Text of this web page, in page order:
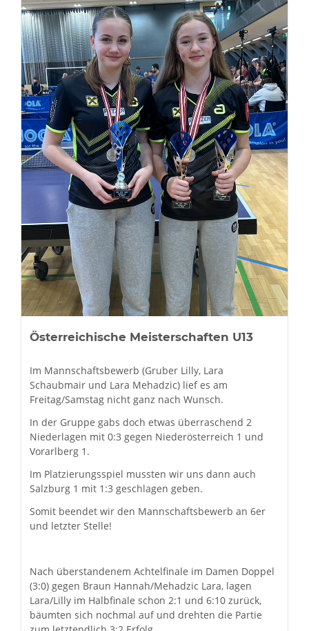
Österreichische Meisterschaften U13
Im Mannschaftsbewerb (Gruber Lilly, Lara
Schaubmair und Lara Mehadzic) lief es am
Freitag/Samstag nicht ganz nach Wunsch.
In der Gruppe gabs doch etwas überraschend 2
Niederlagen mit 0:3 gegen Niederösterreich 1 und
Vorarlberg 1.
Im Platzierungsspiel mussten wir uns dann auch
Salzburg 1 mit 1:3 geschlagen geben.
Somit beendet wir den Mannschaftsbewerb an 6er
und letzter Stelle!
Nach überstandenem Achtelfinale im Damen Doppel
(3:0) gegen Braun Hannah/Mehadzic Lara, lagen
Lara/Lilly im Halbfinale schon 2:1 und 6:10 zurück,
bäumten sich nochmal auf und drehten die Partie